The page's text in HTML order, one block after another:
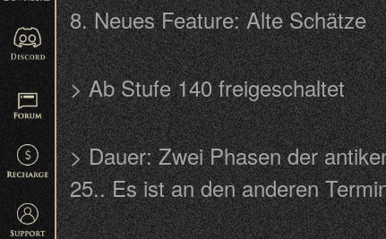
8. Neues Feature: Alte
> Ab Stufe 140 freigeschaltet
> Dauer: Zwei Phasen der
25.. Es ist an den anderen